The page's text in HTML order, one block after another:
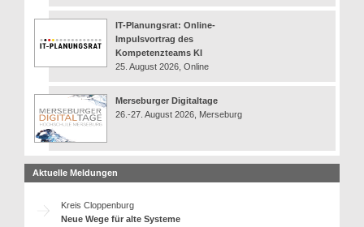
IT-Planungsrat: Online-
Impulsvortrag des
Kompetenzteams KI
25. August 2026, Online
Merseburger Digitaltage
26.-27. August 2026, Merseburg
Aktuelle Meldungen
Kreis Cloppenburg
Neue Wege für alte Systeme